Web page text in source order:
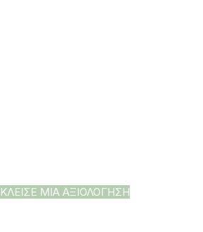
ΚΛΕΙΣΕ ΜΙΑ ΑΞΙΟΛΟΓΗΣΗ